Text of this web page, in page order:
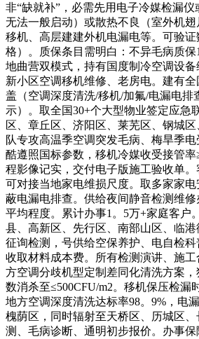
非“缺就补”，必需先用电子冷媒检漏
无法一般启动）或散热不良（室外机
移机、高层建建外机电漏电等。可验
格）。质保条目需明白：不异毛病质
地曲营双模式，持有国度制冷空调设
新小区空调移机维修、老房电。建有
盖（空调深度清洗/移机/加氟/电漏电
示）。取全国30+个大型物业签定应急
区、章丘区、济阳区、莱芜区、钢城
队专攻高温季空调突发毛病、梅旱季
酷遵照国标参数，移机冷媒收受接管
程影像记实，交付电子版施工验收单
可对接当地家电维损尺度。取多家家
蔽电漏电排查。供给夜间静音检测维
平均程度。累计办事1。5万+家庭客户
县、高新区、先行区、南部山区、临
征询检测，号供给空保养护、电自检
收取材料成本费。所有检测演讲、施
方空调分歧机型定制差同化清洗方案
数消杀至≤500CFU/m2。移机保压检漏
地方空调深度清洗达标率98。9%，电
槐荫区，同时辐射至天桥区、历城区
测、毛病诊断、通明初步报价。办事